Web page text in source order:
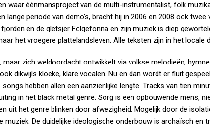
waar éénmansproject van de multi-instrumentalist, folk
lange periode van demo’s, bracht hij in 2006 en 2008 ook twee
en de gletsjer Folgefonna en zijn muziek is diep
het vroegere plattelandsleven. Alle teksten zijn in het locale
zich weldoordacht ontwikkelt via volkse melodieën,
dikwijls kloeke, klare vocalen. Nu en dan wordt er fluit
hebben allen een aanzienlijke lengte. Tracks van tien
in het black metal genre. Sorg is een opbouwende mens,
uit het genre blinken door afwezigheid. Mogelijk door de
muziek. De duidelijke ideologische onderbouw is archaïsch en